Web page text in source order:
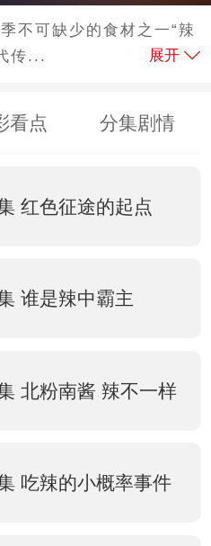
不可缺少的食材之一“辣
传...
展开
看点 分集剧情
红色征途的起点
谁是辣中霸主
北粉南酱 辣不一样
吃辣的小概率事件